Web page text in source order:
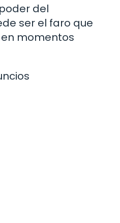
del
ser el faro que
momentos